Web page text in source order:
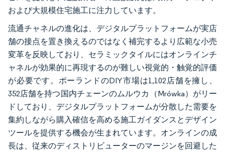
および大規模住宅施工に注力しています。
流通チャネルの進化は、デジタルプラットフォームが実店
舗の接点を置き換えるのではなく補完するより広範な小売
変革を反映しており、セラミックタイルにはオンラインチ
ャネルが効果的に再現するのが難しい視覚的・触覚的評価
が必要です。ポーランドのDIY市場は1,102店舗を擁し、
352店舗を持つ国内チェーンのムルウカ（Mrówka）がリー
ドしており、デジタルプラットフォームが分散した需要を
集約しながら購入確信を高める施工ガイダンスとデザイン
ツールを提供する機会が生まれています。オンラインの成
長は、従来のディストリビューターのマージンを回避した